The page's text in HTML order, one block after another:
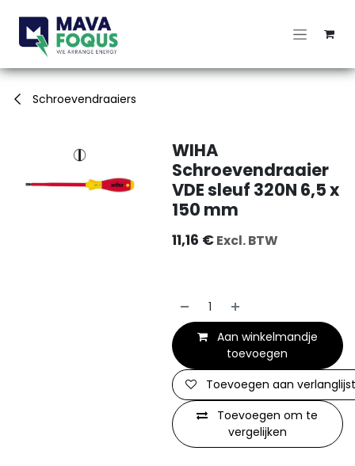
Schroevendraaiers
WIHA
Schroevendraaier
VDE sleuf 320N 6,5 x
150 mm
11,16 €Excl. BTW
Aan winkelmandje
toevoegen
Toevoegen om te
vergelijken
Toevoegen aan verlanglijst